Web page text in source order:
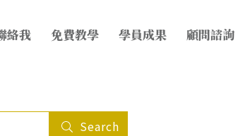
絡我 免費教學 學員成果 顧問諮詢
Search